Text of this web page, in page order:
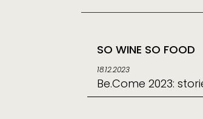
SO WINE SO FOOD
18.12.2023
Be.Come 2023: